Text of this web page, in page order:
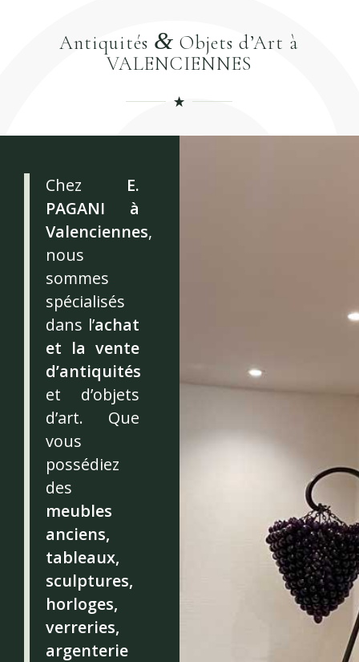
Antiquités & Objets d’Art à
VALENCIENNES
Chez E.
PAGANI à
Valenciennes,
nous
sommes
spécialisés
dans l’achat
et la vente
d’antiquités
et d’objets
d’art. Que
vous
possédiez
des
meubles
anciens,
tableaux,
sculptures,
horloges,
verreries,
argenterie